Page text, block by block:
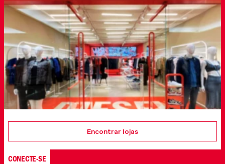
Encontrar lojas
CONECTE-SE